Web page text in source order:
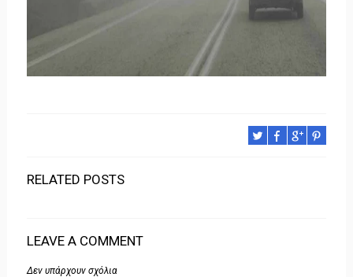
RELATED POSTS
LEAVE A COMMENT
Δεν υπάρχουν σχόλια